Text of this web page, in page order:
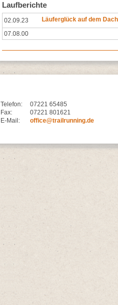
Laufberichte
02.09.23
Läuferglück auf dem
07.08.00
Telefon:
07221 65485
Fax:
07221 801621
E-Mail:
office@trailrunning.de